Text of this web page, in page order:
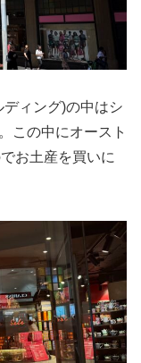
ィング)の中はシ
この中にオースト
お土産を買いに